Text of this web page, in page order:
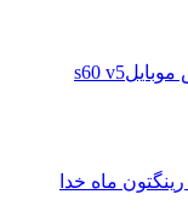
s60 v5
ماه خدا